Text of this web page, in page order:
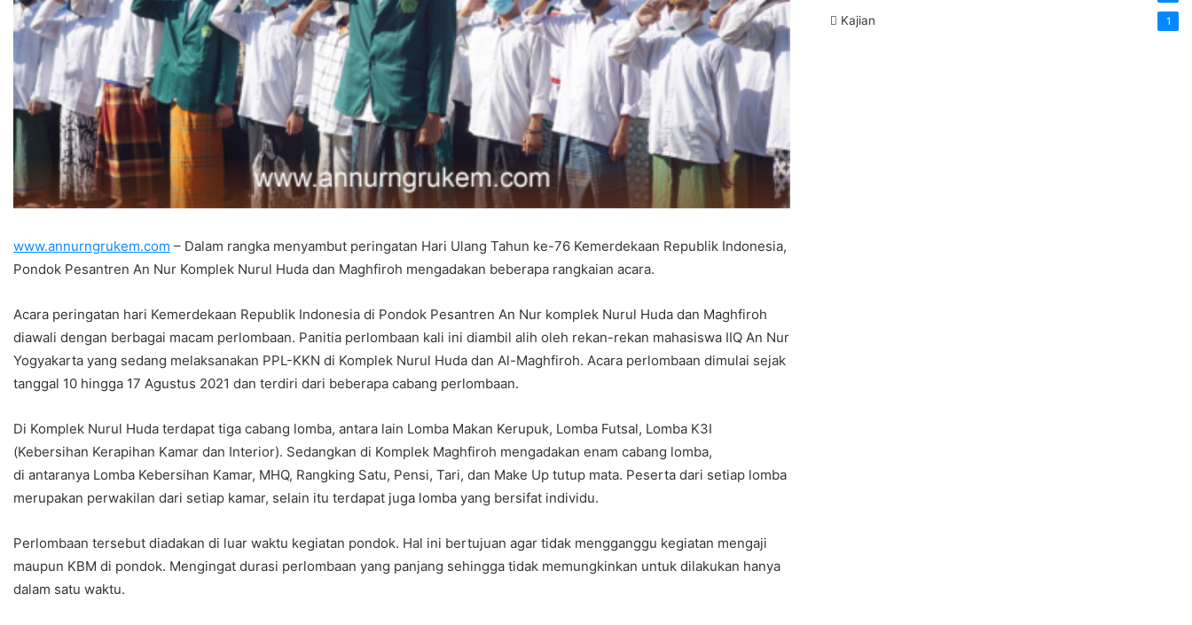
www.annurngrukem.com – Dalam rangka menyambut peringatan Hari Ulang Tahun ke-76 Kemerdekaan Republik Indonesia,
Pondok Pesantren An Nur Komplek Nurul Huda dan Maghfiroh mengadakan beberapa rangkaian acara.
Acara peringatan hari Kemerdekaan Republik Indonesia di Pondok Pesantren An Nur komplek Nurul Huda dan Maghfiroh
diawali dengan berbagai macam perlombaan. Panitia perlombaan kali ini diambil alih oleh rekan-rekan mahasiswa IIQ An Nur
Yogyakarta yang sedang melaksanakan PPL-KKN di Komplek Nurul Huda dan Al-Maghfiroh. Acara perlombaan dimulai sejak
tanggal 10 hingga 17 Agustus 2021 dan terdiri dari beberapa cabang perlombaan.
Di Komplek Nurul Huda terdapat tiga cabang lomba, antara lain Lomba Makan Kerupuk, Lomba Futsal, Lomba K3I
(Kebersihan Kerapihan Kamar dan Interior). Sedangkan di Komplek Maghfiroh mengadakan enam cabang lomba,
di antaranya Lomba Kebersihan Kamar, MHQ, Rangking Satu, Pensi, Tari, dan Make Up tutup mata. Peserta dari setiap lomba
merupakan perwakilan dari setiap kamar, selain itu terdapat juga lomba yang bersifat individu.
Perlombaan tersebut diadakan di luar waktu kegiatan pondok. Hal ini bertujuan agar tidak mengganggu kegiatan mengaji
maupun KBM di pondok. Mengingat durasi perlombaan yang panjang sehingga tidak memungkinkan untuk dilakukan hanya
dalam satu waktu.
Kajian 1